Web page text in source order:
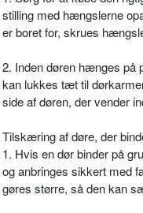
stilling med hængslerne
er boret for, skrues
2. Inden døren hænges på
kan lukkes tæt til
side af døren, der vender
Tilskæring af døre, der
1. Hvis en dør binder på
og anbringes sikkert med
gøres større, så den kan